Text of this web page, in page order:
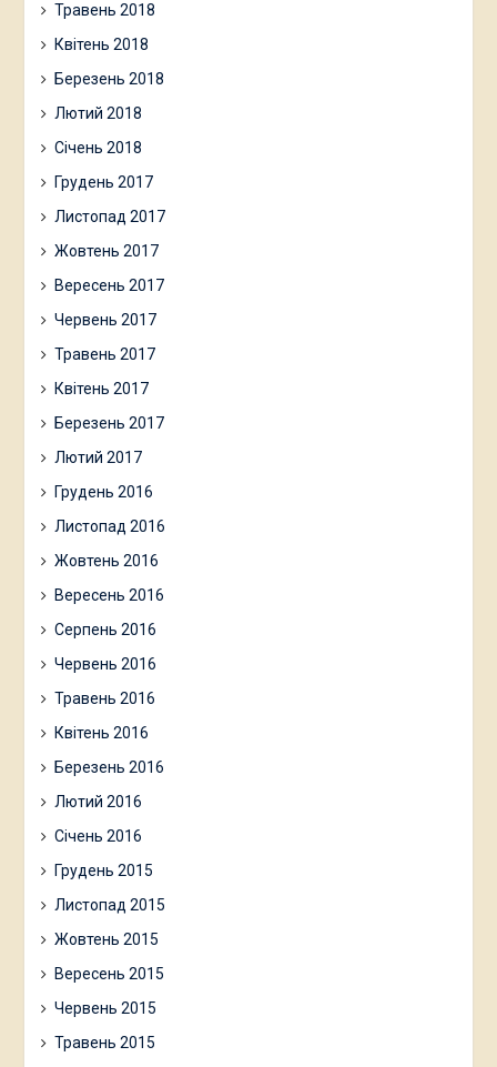
Травень 2018
Квітень 2018
Березень 2018
Лютий 2018
Січень 2018
Грудень 2017
Листопад 2017
Жовтень 2017
Вересень 2017
Червень 2017
Травень 2017
Квітень 2017
Березень 2017
Лютий 2017
Грудень 2016
Листопад 2016
Жовтень 2016
Вересень 2016
Серпень 2016
Червень 2016
Травень 2016
Квітень 2016
Березень 2016
Лютий 2016
Січень 2016
Грудень 2015
Листопад 2015
Жовтень 2015
Вересень 2015
Червень 2015
Травень 2015